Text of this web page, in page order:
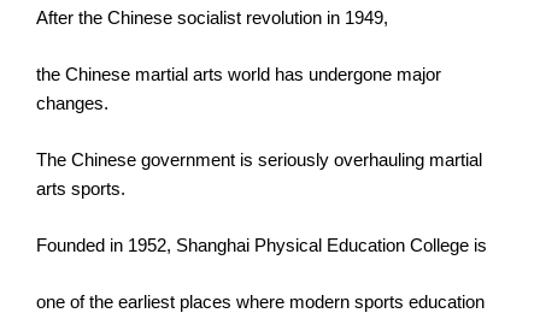
After the Chinese socialist revolution in 1949,
the Chinese martial arts world has undergone major
changes.
The Chinese government is seriously overhauling martial
arts sports.
Founded in 1952, Shanghai Physical Education College is
one of the earliest places where modern sports education